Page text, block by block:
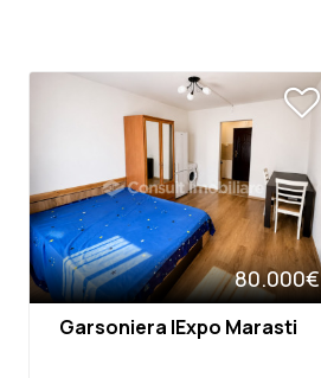
80.000€
Garsoniera |Expo Marasti